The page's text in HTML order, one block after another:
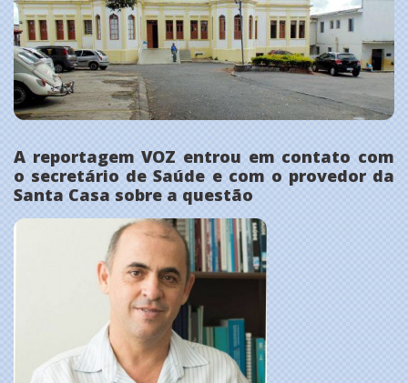
A reportagem VOZ entrou em contato com
o secretário de Saúde e com o provedor da
Santa Casa sobre a questão